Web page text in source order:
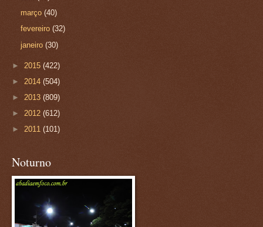
março(40)
fevereiro(32)
janeiro(30)
► 2015 (422)
► 2014 (504)
► 2013 (809)
► 2012 (612)
► 2011 (101)
Noturno